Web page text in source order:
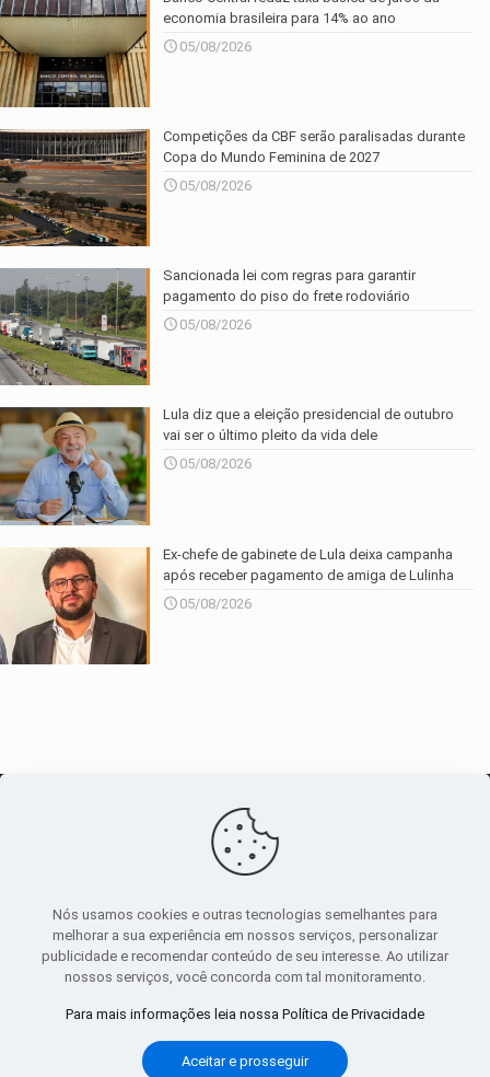
economia brasileira para 14% ao ano
05/08/2026
Competições da CBF serão paralisadas durante
Copa do Mundo Feminina de 2027
05/08/2026
Sancionada lei com regras para garantir
pagamento do piso do frete rodoviário
05/08/2026
Lula diz que a eleição presidencial de outubro
vai ser o último pleito da vida dele
05/08/2026
Ex-chefe de gabinete de Lula deixa campanha
após receber pagamento de amiga de Lulinha
05/08/2026
canal de notícias
Sobre|Política Privacidade|Termos de uso
Nós usamos cookies e outras tecnologias semelhantes para
melhorar a sua experiência em nossos serviços, personalizar
publicidade e recomendar conteúdo de seu interesse. Ao utilizar
nossos serviços, você concorda com tal monitoramento.
Para mais informações leia nossa Política de Privacidade
Aceitar e prosseguir